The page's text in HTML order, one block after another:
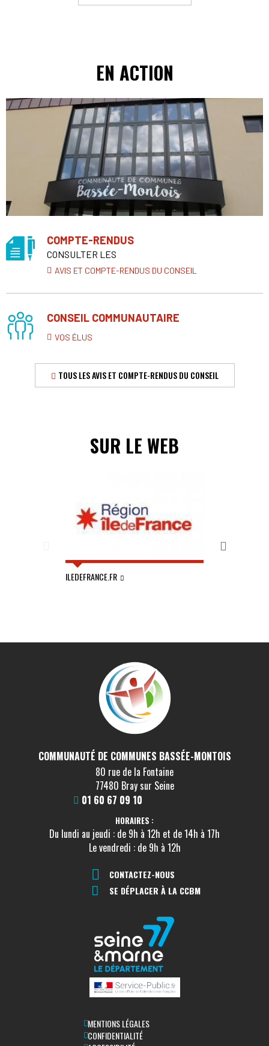
EN ACTION
COMPTE-RENDUS
CONSULTER LES
AVIS ET COMPTE-RENDUS DU CONSEIL
CONSEIL COMMUNAUTAIRE
VOS ÉLUS
TOUS LES AVIS ET COMPTE-RENDUS DU CONSEIL
SUR LE WEB
ILEDEFRANCE.FR
COMMUNAUTÉ DE COMMUNES BASSÉE-MONTOIS
80 rue de la Fontaine
77480 Bray sur Seine
01 60 67 09 10
HORAIRES :
Du lundi au jeudi : de 9h à 12h et de 14h à 17h
Le vendredi : de 9h à 12h
CONTACTEZ-NOUS
SE DÉPLACER À LA CCBM
MENTIONS LÉGALES
CONFIDENTIALITÉ